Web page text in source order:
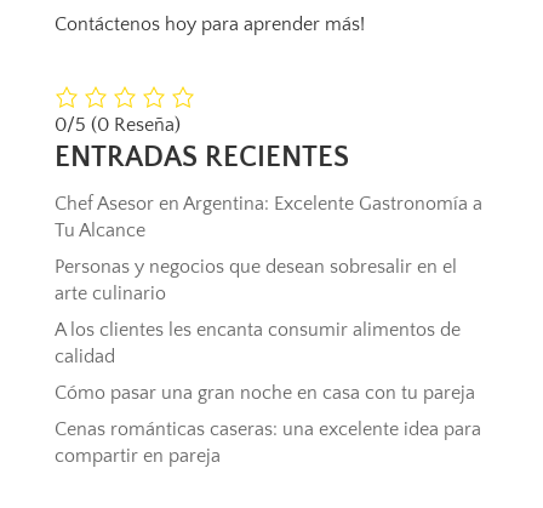
Contáctenos hoy para aprender más!
0/5 (0 Reseña)
ENTRADAS RECIENTES
Chef Asesor en Argentina: Excelente Gastronomía a
Tu Alcance
Personas y negocios que desean sobresalir en el
arte culinario
A los clientes les encanta consumir alimentos de
calidad
Cómo pasar una gran noche en casa con tu pareja
Cenas románticas caseras: una excelente idea para
compartir en pareja